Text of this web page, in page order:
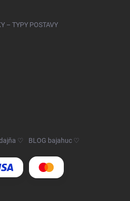
– TYPY POSTAVY
♡ BLOG bajahuc ♡